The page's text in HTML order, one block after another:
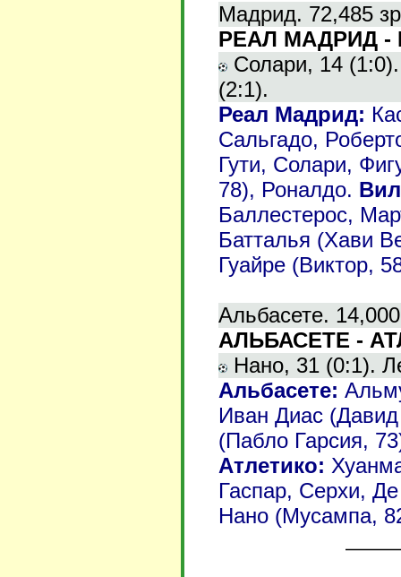
Мадрид. 72,485
РЕАЛ МАДРИД -
Солари, 14
(2:1).
Реал Мадрид:
Сальгадо,
Гути, Солари,
78), Роналдо.
Баллестерос,
Батталья (Хави
Гуайре (Виктор,
Альбасете.
АЛЬБАСЕТЕ -
Нано, 31 (0:1).
Альбасете:
Иван Диас
(Пабло Гарсия,
Атлетико:
Гаспар, Серхи,
Нано (Мусампа,